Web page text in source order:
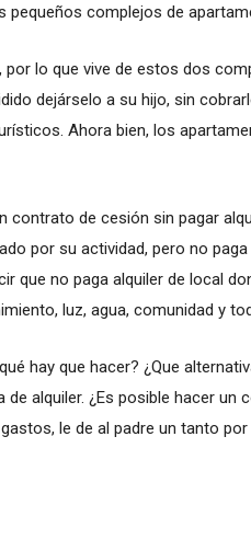
pequeños complejos de
por lo que vive de estos dos
dejárselo a su hijo, sin
Ahora bien, los
contrato de cesión sin pagar
por su actividad, pero no
que no paga alquiler de local
luz, agua, comunidad y
hay que hacer? ¿Que
de alquiler. ¿Es posible hacer
le de al padre un tanto por